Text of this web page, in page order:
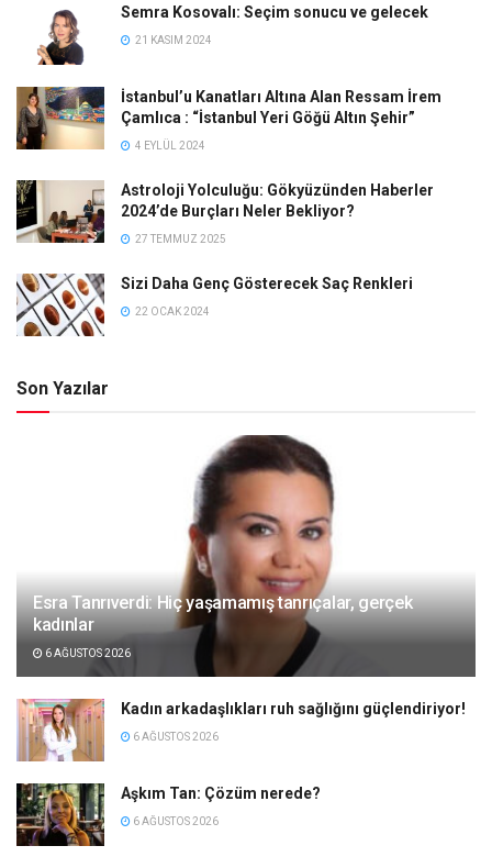
Semra Kosovalı: Seçim sonucu ve gelecek
21 KASIM 2024
İstanbul’u Kanatları Altına Alan Ressam İrem
Çamlıca : “İstanbul Yeri Göğü Altın Şehir”
4 EYLÜL 2024
Astroloji Yolculuğu: Gökyüzünden Haberler
2024’de Burçları Neler Bekliyor?
27 TEMMUZ 2025
Sizi Daha Genç Gösterecek Saç Renkleri
22 OCAK 2024
Son Yazılar
Esra Tanrıverdi: Hiç yaşamamış tanrıçalar, gerçek
kadınlar
6 AĞUSTOS 2026
Kadın arkadaşlıkları ruh sağlığını güçlendiriyor!
6 AĞUSTOS 2026
Aşkım Tan: Çözüm nerede?
6 AĞUSTOS 2026